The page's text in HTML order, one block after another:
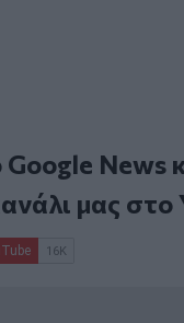
Google News
μας στο